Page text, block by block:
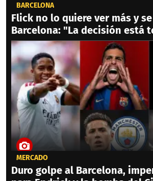
BARCELONA
Flick no lo quiere ver más y
Barcelona: "La decisión está
MERCADO
Duro golpe al Barcelona,